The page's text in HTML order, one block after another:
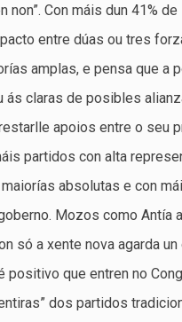
non”. Con máis dun 41%
entre dúas ou tres
amplas, e pensa que a
ás claras de posibles
apoios entre o seu
partidos con alta
absolutas e con
Mozos como Antía
só a xente nova agarda
positivo que entren no
dos partidos